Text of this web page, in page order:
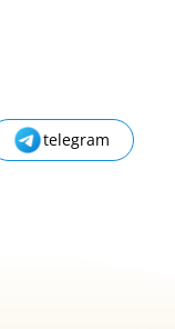
telegram